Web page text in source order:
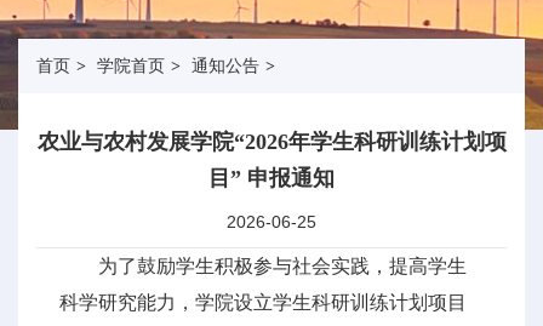
首页 > 学院首页 > 通知公告 >
农业与农村发展学院“2026年学生科研训练计划项
目” 申报通知
2026-06-25
为了鼓励学生积极参与社会实践，提高学生
科学研究能力，学院设立学生科研训练计划项目